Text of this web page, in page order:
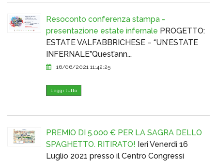
Resoconto conferenza stampa -
presentazione estate infernale PROGETTO:
ESTATE VALFABBRICHESE – “UN’ESTATE
INFERNALE”Quest’ann...
16/06/2021 11:42:25
Leggi tutto
PREMIO DI 5.000 € PER LA SAGRA DELLO
SPAGHETTO. RITIRATO! Ieri Venerdì 16
Luglio 2021 presso il Centro Congressi